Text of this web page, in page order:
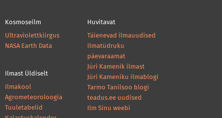
Kosmoseilm
Ultraviolettkiirgus
NASA Earth Data
Ilmast Üldiselt
Ilmakool
Agrometeoroloogia
Tuuletabelid
Huvitavat
Täienevad ilmauudised
Ilmatüdruku
päevaraamat
Jüri Kamenik ilmast
Jüri Kameniku ilmablogi
Tarmo Tanilsoo blogi
teadus.ee uudised
Ilm Sinu weebi